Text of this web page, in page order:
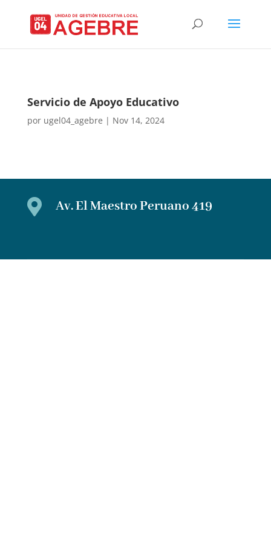
Servicio de Apoyo Educativo
por ugel04_agebre | Nov 14, 2024
 Av. El Maestro Peruano 419